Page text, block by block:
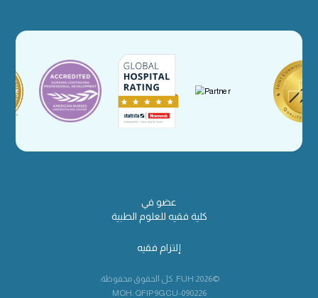
عضو في
كلية فقيه للعلوم الطبية
إلتزام فقيه
©2026 FUH. كل الحقوق محفوظة.
MOH: QFIP9GCU-090226